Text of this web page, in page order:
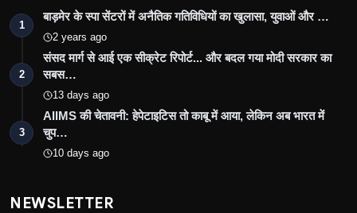
1
बाड़मेर के स्पा सेंटरों में अनैतिक गतिविधियों का खुलासा, युवाओं और …
2 years ago
2
संसद मार्ग से आई एक सीक्रेट रिपोर्ट... और बदल गया मोदी सरकार का
सबस…
13 days ago
3
AIIMS की चेतावनी: हेपेटाइटिस तो काबू में आया, लेकिन अब भारत में
चुप…
10 days ago
NEWSLETTER